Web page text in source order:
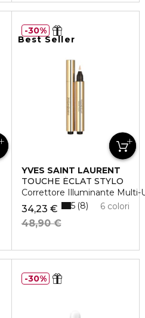
Best Seller
YVES SAINT LAURENT
TOUCHE ÉCLAT STYLO
Correttore Illuminante Multi-
34,23 €
48,90 €
6 colori
5 8
30%
30%